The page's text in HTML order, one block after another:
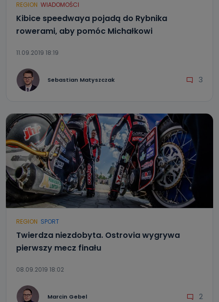
REGION WIADOMOŚCI
Kibice speedwaya pojadą do Rybnika
rowerami, aby pomóc Michałkowi
11.09.2019 18:19
Sebastian Matyszczak 3
REGION SPORT
Twierdza niezdobyta. Ostrovia wygrywa
pierwszy mecz finału
08.09.2019 18:02
Marcin Gebel 2